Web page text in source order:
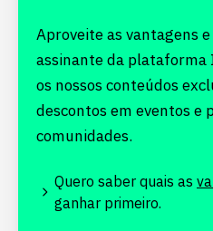
Aproveite as vantagens
assinante da plataforma
os nossos conteúdos
descontos em eventos e
comunidades.
Quero saber quais as
ganhar primeiro.